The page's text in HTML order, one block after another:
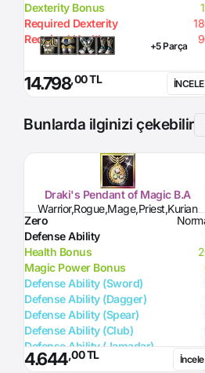
Dexterity Bonus
Required Dexterity
Required Health
+5 Parça
14.798,00 TL İNCELE
Bunlarda ilginizi çekebilir
Draki's Pendant of Magic B.A
Warrior,Rogue,Mage,Priest,Kurian
Zero
Defense Ability
Health Bonus
Magic Power Bonus
Defense Ability (Sword)
Defense Ability (Dagger)
Defense Ability (Spear)
Defense Ability (Club)
Defense Ability (Jamadar)
Defense Ability (Arrow)
4.644,00 TL İncele